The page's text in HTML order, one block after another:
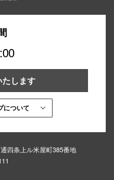
します
について
四条上ル米屋町385番地